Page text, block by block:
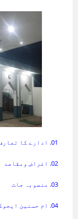
01. ادارے کا تعارف
02. اغراض ومقاصد
03. منصوبہ جات
04. ام حسنین ایجوکیشن پروگرام